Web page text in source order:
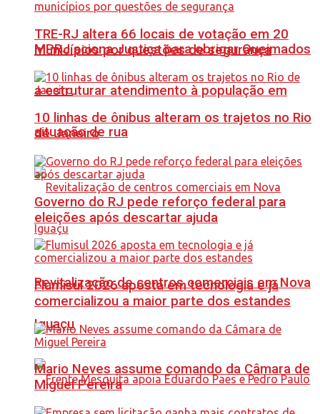
MPRJ aciona Justiça para obrigar Queimados
a estruturar atendimento à população em
situação de rua
Revitalização de centros comerciais em Nova
Iguaçu
TRE-RJ altera 66 locais de votação em 20
municípios por questões de segurança
10 linhas de ônibus alteram os trajetos no Rio
de Janeiro
Governo do RJ pede reforço federal para
eleições após descartar ajuda
Flumisul 2026 aposta em tecnologia e já
comercializou a maior parte dos estandes
Mario Neves assume comando da Câmara de
Miguel Pereira